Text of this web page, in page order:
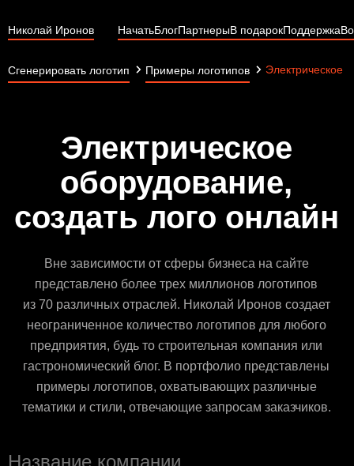
Николай Иронов НачатьБлогПартнерыВ подарокПоддержка
Сгенерировать логотип Примеры логотипов Электрическое
Электрическое
оборудование,
создать лого онлайн
Вне зависимости от сферы бизнеса на сайте
представлено более трех миллионов логотипов
из 70 различных отраслей. Николай Иронов создает
неограниченное количество логотипов для любого
предприятия, будь то строительная компания или
гастрономический блог. В портфолио представлены
примеры логотипов, охватывающих различные
тематики и стили, отвечающие запросам заказчиков.